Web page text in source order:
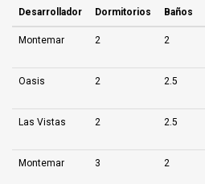
Desarrollador Dormitorios Baños
Montemar 2 2
Oasis 2 2.5
Las Vistas 2 2.5
Montemar 3 2